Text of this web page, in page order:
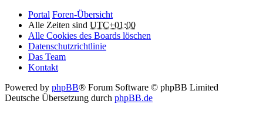
Portal Foren-Übersicht
Alle Zeiten sind UTC+01:00
Alle Cookies des Boards löschen
Datenschutzrichtlinie
Das Team
Kontakt
Powered by phpBB® Forum Software © phpBB Limited
Deutsche Übersetzung durch phpBB.de